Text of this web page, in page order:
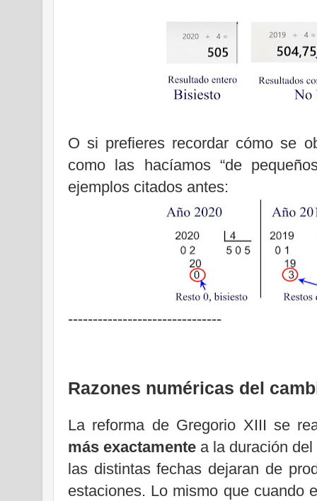
O si prefieres recordar cómo se
como las hacíamos “de
ejemplos citados antes:
-------------------------------
Razones numéricas del
La reforma de Gregorio XIII se
más exactamente a la duración
las distintas fechas dejaran de
estaciones. Lo mismo que cuando